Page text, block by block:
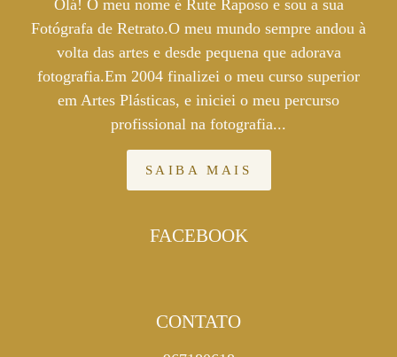
Olá! O meu nome é Rute Raposo e sou a sua
Fotógrafa de Retrato.O meu mundo sempre andou à
volta das artes e desde pequena que adorava
fotografia.Em 2004 finalizei o meu curso superior
em Artes Plásticas, e iniciei o meu percurso
profissional na fotografia...
SAIBA MAIS
FACEBOOK
CONTATO